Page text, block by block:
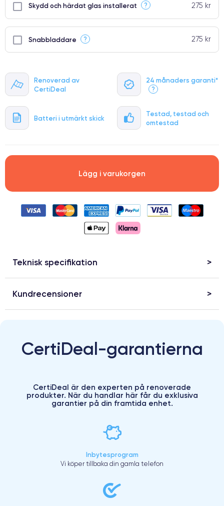
Renoverad av
CertiDeal
24 månaders garanti*
?
Batteri i utmärkt skick
Testad, testad och
omtestad
Skydd och härdat glas installerat ? 275 kr
Snabbladdare ? 275 kr
Lägg i varukorgen
Teknisk specifikation
Kundrecensioner
CertiDeal-garantierna
CertiDeal är den experten på renoverade
produkter. När du handlar här får du exklusiva
garantier på din framtida enhet.
Inbytesprogram
Vi köper tillbaka din gamla telefon